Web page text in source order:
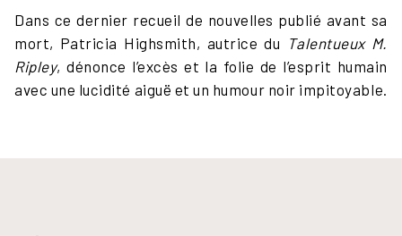
Dans ce dernier recueil de nouvelles publié avant sa
mort, Patricia Highsmith, autrice du Talentueux M.
Ripley, dénonce l’excès et la folie de l’esprit humain
avec une lucidité aiguë et un humour noir impitoyable.